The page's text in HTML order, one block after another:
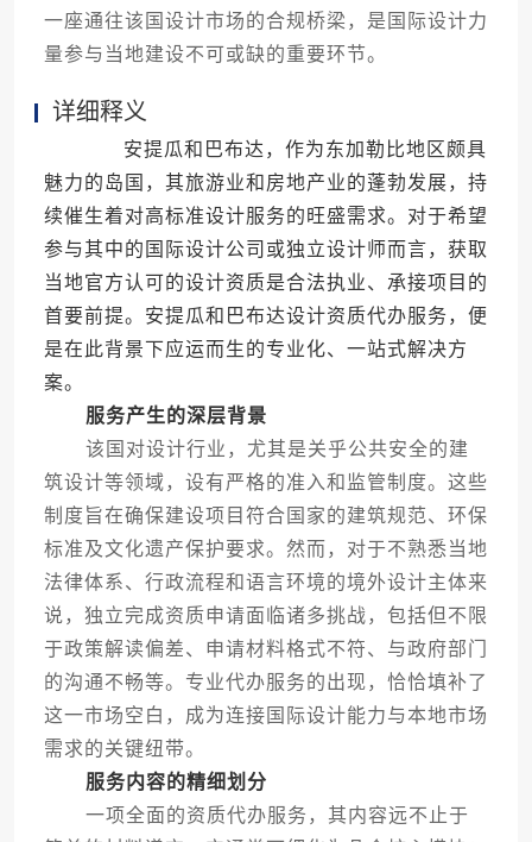
一座通往该国设计市场的合规桥梁，是国际设计力
量参与当地建设不可或缺的重要环节。
详细释义
安提瓜和巴布达，作为东加勒比地区颇具
魅力的岛国，其旅游业和房地产业的蓬勃发展，持
续催生着对高标准设计服务的旺盛需求。对于希望
参与其中的国际设计公司或独立设计师而言，获取
当地官方认可的设计资质是合法执业、承接项目的
首要前提。安提瓜和巴布达设计资质代办服务，便
是在此背景下应运而生的专业化、一站式解决方
案。
服务产生的深层背景
该国对设计行业，尤其是关乎公共安全的建
筑设计等领域，设有严格的准入和监管制度。这些
制度旨在确保建设项目符合国家的建筑规范、环保
标准及文化遗产保护要求。然而，对于不熟悉当地
法律体系、行政流程和语言环境的境外设计主体来
说，独立完成资质申请面临诸多挑战，包括但不限
于政策解读偏差、申请材料格式不符、与政府部门
的沟通不畅等。专业代办服务的出现，恰恰填补了
这一市场空白，成为连接国际设计能力与本地市场
需求的关键纽带。
服务内容的精细划分
一项全面的资质代办服务，其内容远不止于